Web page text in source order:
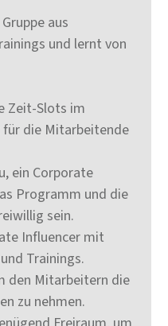
aus
und lernt von
Zeit-Slots im
für die Mitarbeitende
ein Corporate
Programm und die
sein.
Influencer mit
Trainings.
den Mitarbeitern die
zu nehmen.